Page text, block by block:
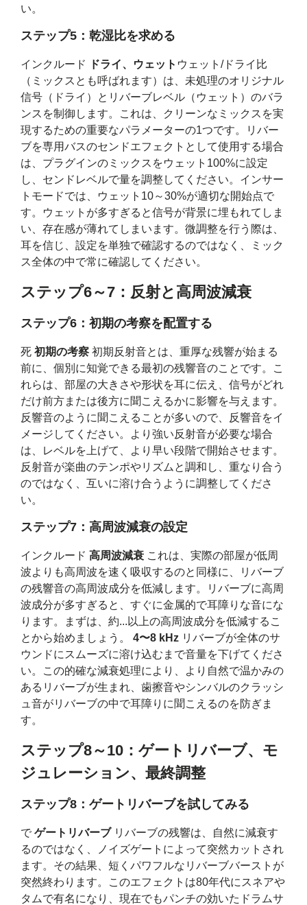
い。
ステップ5：乾湿比を求める
インクルード ドライ、ウェット ウェット/ドライ比
（ミックスとも呼ばれます）は、未処理のオリジナル
信号（ドライ）とリバーブレベル（ウェット）のバラ
ンスを制御します。これは、クリーンなミックスを実
現するための重要なパラメーターの1つです。リバー
ブを専用バスのセンドエフェクトとして使用する場合
は、プラグインのミックスをウェット100%に設定
し、センドレベルで量を調整してください。インサー
トモードでは、ウェット10～30%が適切な開始点で
す。ウェットが多すぎると信号が背景に埋もれてしま
い、存在感が薄れてしまいます。微調整を行う際は、
耳を信じ、設定を単独で確認するのではなく、ミック
ス全体の中で常に確認してください。
ステップ6～7：反射と高周波減衰
ステップ6：初期の考察を配置する
死 初期の考察 初期反射音とは、重厚な残響が始まる
前に、個別に知覚できる最初の残響音のことです。こ
れらは、部屋の大きさや形状を耳に伝え、信号がどれ
だけ前方または後方に聞こえるかに影響を与えます。
反響音のように聞こえることが多いので、反響音をイ
メージしてください。より強い反射音が必要な場合
は、レベルを上げて、より早い段階で開始させます。
反射音が楽曲のテンポやリズムと調和し、重なり合う
のではなく、互いに溶け合うように調整してくださ
い。
ステップ7：高周波減衰の設定
インクルード 高周波減衰 これは、実際の部屋が低周
波よりも高周波を速く吸収するのと同様に、リバーブ
の残響音の高周波成分を低減します。リバーブに高周
波成分が多すぎると、すぐに金属的で耳障りな音にな
ります。まずは、約...以上の高周波成分を低減するこ
とから始めましょう。 4〜8 kHz リバーブが全体のサ
ウンドにスムーズに溶け込むまで音量を下げてくださ
い。この的確な減衰処理により、より自然で温かみの
あるリバーブが生まれ、歯擦音やシンバルのクラッシ
ュ音がリバーブの中で耳障りに聞こえるのを防ぎま
す。
ステップ8～10：ゲートリバーブ、モ
ジュレーション、最終調整
ステップ8：ゲートリバーブを試してみる
で ゲートリバーブリバーブの残響は、自然に減衰す
るのではなく、ノイズゲートによって突然カットされ
ます。その結果、短くパワフルなリバーブバーストが
突然終わります。このエフェクトは80年代にスネアや
タムで有名になり、現在でもパンチの効いたドラムサ